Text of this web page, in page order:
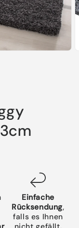
Einfache
Rücksendung,
falls es Ihnen